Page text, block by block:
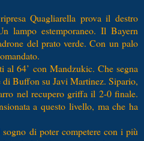
Quagliarella prova il destro
lampo estemporaneo. Il Bayern
del prato verde. Con un palo
al 64’ con Mandzukic. Che segna
Buffon su Javi Martinez. Sipario,
nel recupero griffa il 2-0 finale.
a questo livello, ma che ha
di poter competere con i più